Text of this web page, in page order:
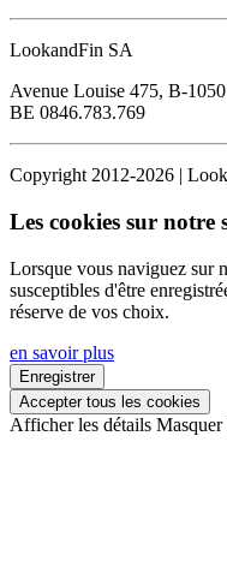
LookandFin SA
Avenue Louise 475, B-
BE 0846.783.769
Copyright 2012-2026 |
Les cookies sur notre
Lorsque vous naviguez sur
susceptibles d'être
réserve de vos choix.
en savoir plus
Enregistrer
Accepter tous les cookies
Afficher les détails Masquer